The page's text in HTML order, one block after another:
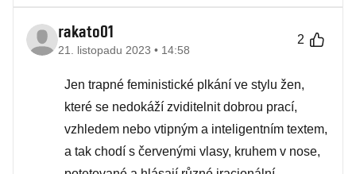
rakato01
21. listopadu 2023 • 14:58
2
Jen trapné feministické plkání ve stylu žen,
které se nedokáží zviditelnit dobrou prací,
vzhledem nebo vtipným a inteligentním textem,
a tak chodí s červenými vlasy, kruhem v nose,